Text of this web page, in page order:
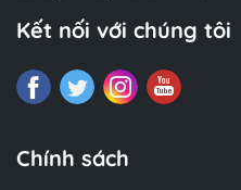
Value from IT, and
Microsoft and DuPont.
Kết nối với chúng tôi
Chính sách